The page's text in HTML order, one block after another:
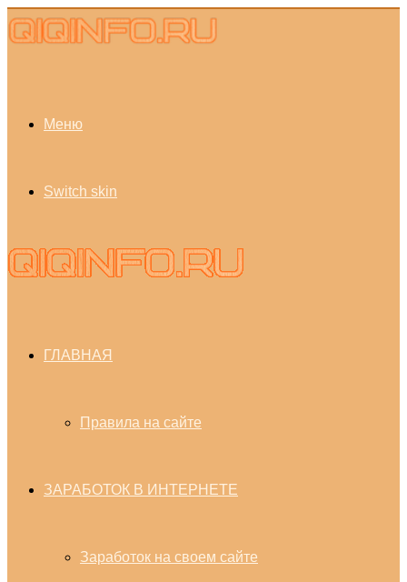
Меню
Switch skin
ГЛАВНАЯ
Правила на сайте
ЗАРАБОТОК В ИНТЕРНЕТЕ
Заработок на своем сайте